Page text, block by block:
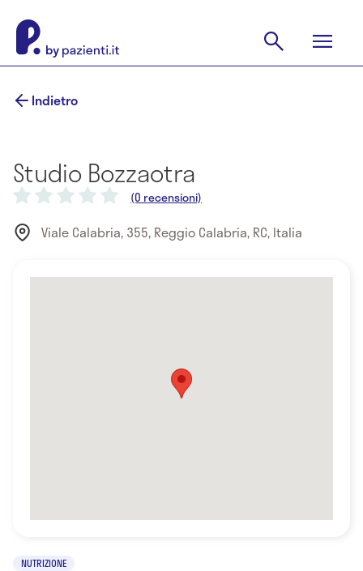
Indietro
Studio Bozzaotra
(0 recensioni)
Viale Calabria, 355, Reggio Calabria, RC, Italia
NUTRIZIONE